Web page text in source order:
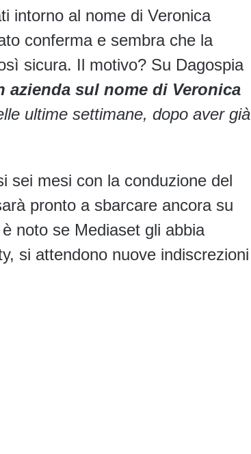
intorno al nome di Veronica
conferma e sembra che la
sicura. Il motivo? Su Dagospia
azienda sul nome di Veronica
ultime settimane, dopo aver già
sei mesi con la conduzione del
pronto a sbarcare ancora su
noto se Mediaset gli abbia
si attendono nuove indiscrezioni